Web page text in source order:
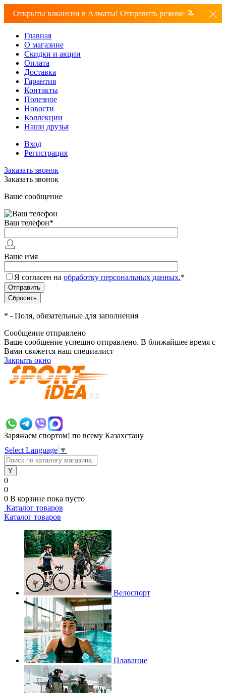
Открыты вакансии в Алматы! Отправить резюме 📝
Главная
О магазине
Скидки и акции
Оплата
Доставка
Гарантия
Контакты
Полезное
Новости
Коллекции
Наши друзья
Вход
Регистрация
Заказать звонок
Заказать звонок
Ваше сообщение
Ваш телефон*
Ваше имя
Я согласен на обработку персональных данных.*
* - Поля, обязательные для заполнения
Сообщение отправлено
Ваше сообщение успешно отправлено. В ближайшее время с
Вами свяжется наш специалист
Закрыть окно
Заряжаем спортом! по всему Казахстану
Select Language ▼
0
0
0 В корзине пока пусто
Каталог товаров
Каталог товаров
Велоспорт
Плавание